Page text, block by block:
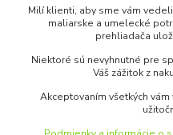
www.merkantil.sk
Pondelok-Piatok: 9.00-17.00hod.
objednavky@merkantil-
Milí klienti, aby sme vám
maliarske a umelecké
prehliadača
Niektoré sú nevyhnutné pre
Váš zážitok z
Akceptovaním všetkých